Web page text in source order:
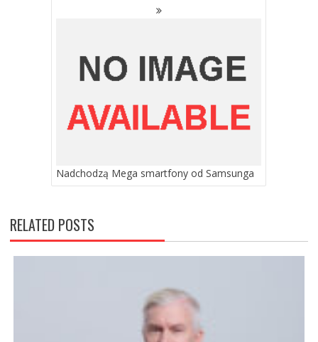
Nadchodzą Mega smartfony od Samsunga
RELATED POSTS